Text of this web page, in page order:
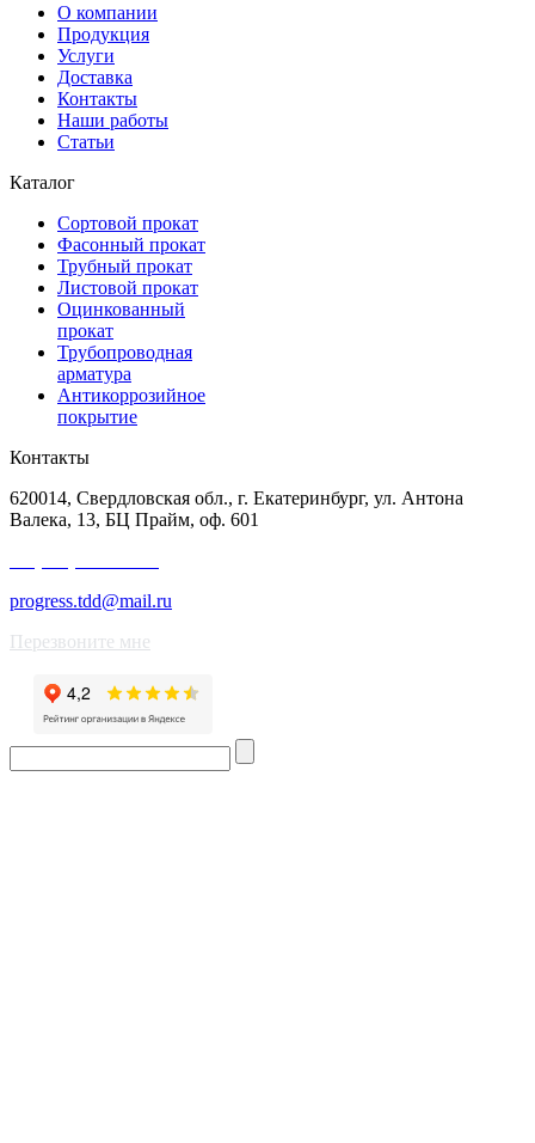
О компании
Продукция
Услуги
Доставка
Контакты
Наши работы
Статьи
Каталог
Сортовой прокат
Фасонный прокат
Трубный прокат
Листовой прокат
Оцинкованный
прокат
Трубопроводная
арматура
Антикоррозийное
покрытие
Контакты
620014, Свердловская обл., г. Екатеринбург, ул. Антона
Валека, 13, БЦ Прайм, оф. 601
progress.tdd@mail.ru
Перезвоните мне